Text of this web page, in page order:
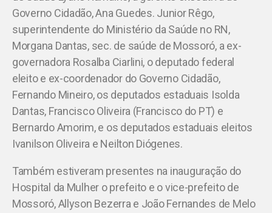
Governo Cidadão, Ana Guedes. Junior Rêgo,
superintendente do Ministério da Saúde no RN,
Morgana Dantas, sec. de saúde de Mossoró, a ex-
governadora Rosalba Ciarlini, o deputado federal
eleito e ex-coordenador do Governo Cidadão,
Fernando Mineiro, os deputados estaduais Isolda
Dantas, Francisco Oliveira (Francisco do PT) e
Bernardo Amorim, e os deputados estaduais eleitos
Ivanilson Oliveira e Neilton Diógenes.
Também estiveram presentes na inauguração do
Hospital da Mulher o prefeito e o vice-prefeito de
Mossoró, Allyson Bezerra e João Fernandes de Melo